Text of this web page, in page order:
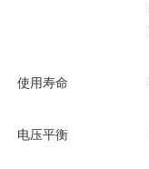
使用寿命
电压平衡